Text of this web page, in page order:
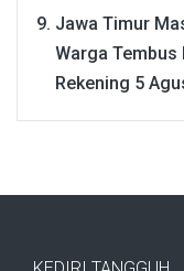
Jawa Timur
Warga Tembus
Rekening 5